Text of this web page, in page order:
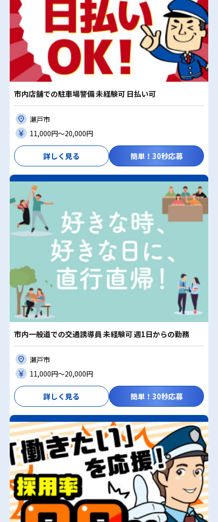
市内店舗での駐車場警備 未経験可 日払い可
瀬戸市
11,000円〜20,000円
詳しく見る 簡単！30秒応募
市内一般道での交通誘導員 未経験可 週1日からの勤務
瀬戸市
11,000円〜20,000円
詳しく見る 簡単！30秒応募